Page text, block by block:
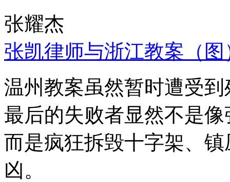
张耀杰
张凯律师与浙江教案（图
温州教案虽然暂时遭受
最后的失败者显然不是
而是疯狂拆毁十字架、
凶。